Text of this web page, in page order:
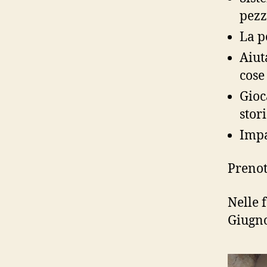
La
cose
Nelle